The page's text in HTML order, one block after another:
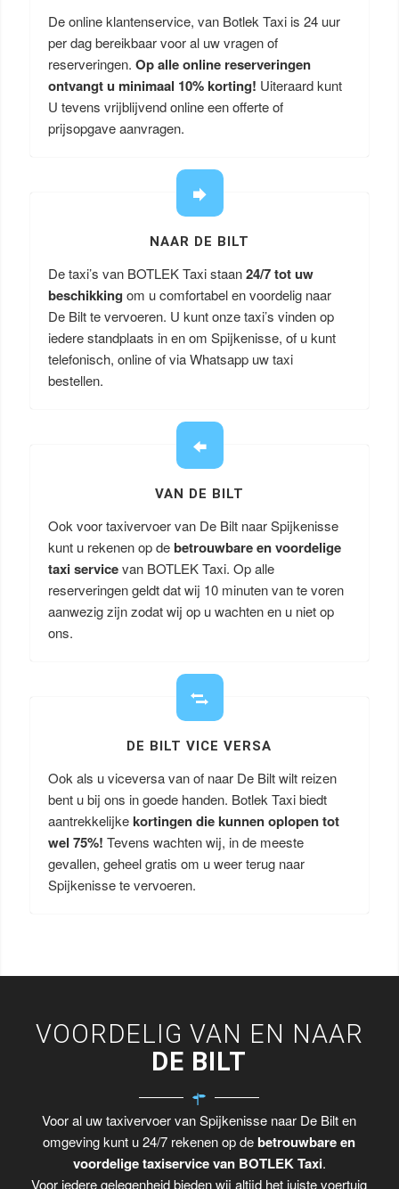
De online klantenservice, van Botlek Taxi is 24 uur
per dag bereikbaar voor al uw vragen of
reserveringen. Op alle online reserveringen
ontvangt u minimaal 10% korting! Uiteraard kunt
U tevens vrijblijvend online een offerte of
prijsopgave aanvragen.
NAAR DE BILT
De taxi’s van BOTLEK Taxi staan24/7 tot uw
beschikking om u comfortabel en voordelig naar
De Bilt te vervoeren. U kunt onze taxi’s vinden op
iedere standplaats in en om Spijkenisse, of u kunt
telefonisch, online of via Whatsapp uw taxi
bestellen.
VAN DE BILT
Ook voor taxivervoer van De Bilt naar Spijkenisse
kunt u rekenen op debetrouwbare en voordelige
taxi servicevan BOTLEK Taxi. Op alle
reserveringen geldt dat wij 10 minuten van te voren
aanwezig zijn zodat wij op u wachten en u niet op
ons.
DE BILT VICE VERSA
Ook als u viceversa van of naar De Bilt wilt reizen
bent u bij ons in goede handen. Botlek Taxi biedt
aantrekkelijkekortingen die kunnen oplopen tot
wel 75%! Tevens wachten wij, in de meeste
gevallen, geheel gratis om u weer terug naar
Spijkenisse te vervoeren.
VOORDELIG VAN EN NAAR
DE BILT
Voor al uw taxivervoer van Spijkenisse naar De Bilt en
omgeving kunt u 24/7 rekenen op debetrouwbare en
voordelige taxiservice van BOTLEK Taxi.
Voor iedere gelegenheid bieden wij altijd het juiste voertuig